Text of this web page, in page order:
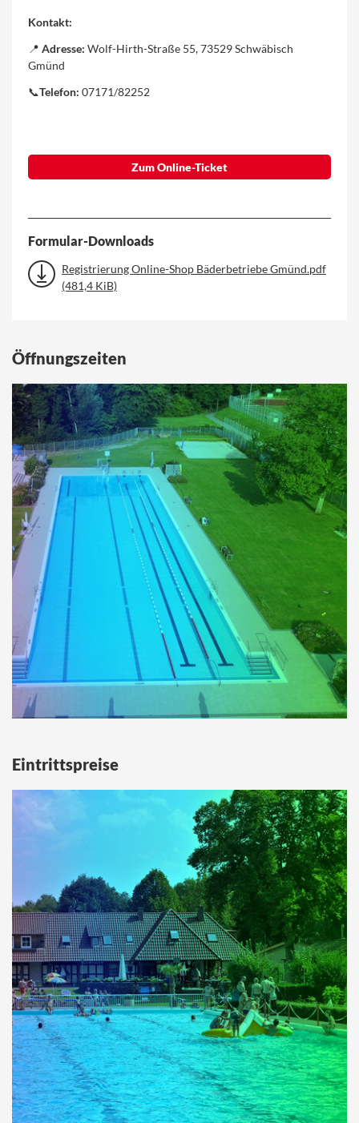
Kontakt:
📍 Adresse: Wolf-Hirth-Straße 55, 73529 Schwäbisch
Gmünd
📞Telefon: 07171/82252
Zum Online-Ticket
Formular-Downloads
Registrierung Online-Shop Bäderbetriebe Gmünd.pdf
(481,4 KiB)
Öffnungszeiten
Eintrittspreise